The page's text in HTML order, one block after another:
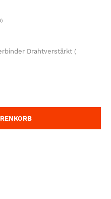
Drahtverstärkt (